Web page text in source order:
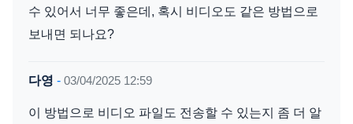
수 있어서 너무 좋은데, 혹시 비디오도 같은 방법으로
보내면 되나요?
다영 - 03/04/2025 12:59
이 방법으로 비디오 파일도 전송할 수 있는지 좀 더 알